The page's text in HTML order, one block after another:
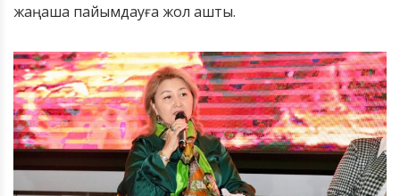
жаңаша пайымдауға жол ашты.